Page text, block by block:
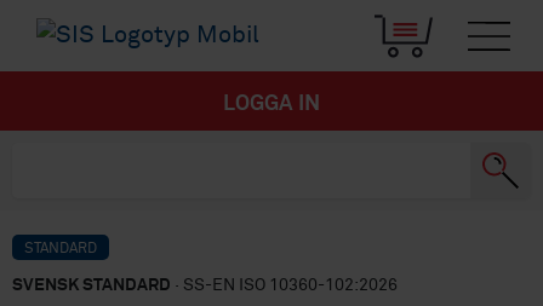
LOGGA IN
STANDARD
SVENSK STANDARD · SS-EN ISO 10360-102:2026